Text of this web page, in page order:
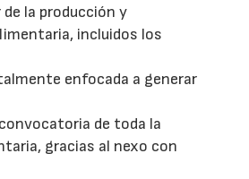
de la producción y
incluidos los
enfocada a generar
de toda la
gracias al nexo con